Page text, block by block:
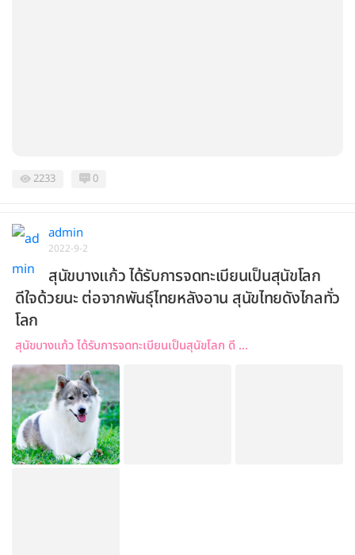
2233 0
admin
2022-9-2
สุนัขบางแก้ว ได้รับการจดทะเบียนเป็นสุนัขโลก
ดีใจด้วยนะ ต่อจากพันธุ์ไทยหลังอาน สุนัขไทยดังไกลทั่ว
โลก
สุนัขบางแก้ว ได้รับการจดทะเบียนเป็นสุนัขโลก ดี ...